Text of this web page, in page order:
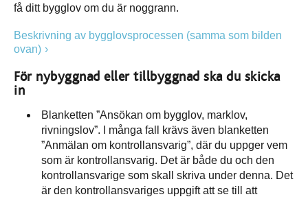
få ditt bygglov om du är noggrann.
Beskrivning av bygglovsprocessen (samma som bilden
ovan)
För nybyggnad eller tillbyggnad ska du skicka
in
Blanketten ”Ansökan om bygglov, marklov,
rivningslov”. I många fall krävs även blanketten
”Anmälan om kontrollansvarig”, där du uppger vem
som är kontrollansvarig. Det är både du och den
kontrollansvarige som skall skriva under denna. Det
är den kontrollansvariges uppgift att se till att